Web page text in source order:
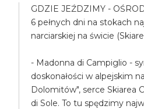
GDZIE JEŹDZIMY -
6 pełnych dni na stokach
narciarskiej na świcie
- Madonna di Campiglio -
doskonałości w alpejskim
Dolomitów", serce Skiarea
di Sole. To tu spędzimy